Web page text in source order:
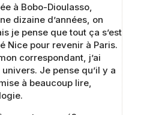
à Bobo-Dioulasso,
dizaine d’années, on
je pense que tout ça s’est
Nice pour revenir à Paris.
correspondant, j’ai
Je pense qu’il y a
à beaucoup lire,